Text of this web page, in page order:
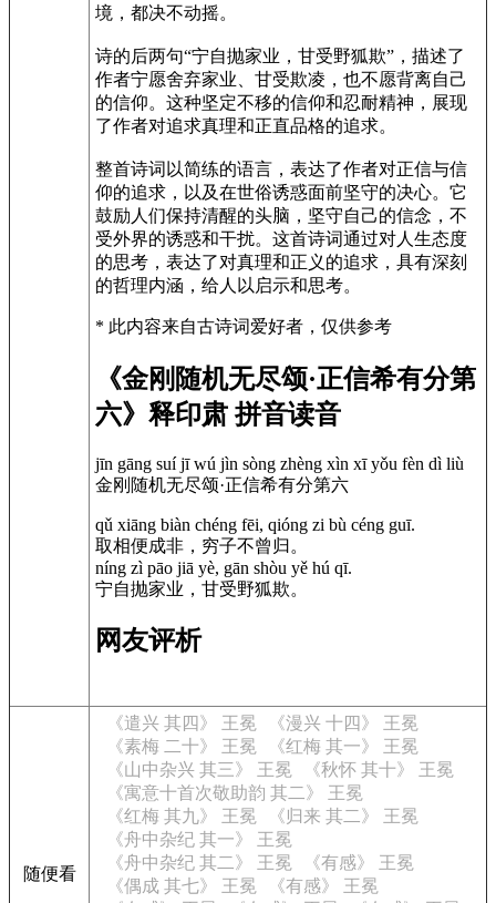
境，都决不动摇。
诗的后两句“宁自抛家业，甘受野狐欺”，描述了
作者宁愿舍弃家业、甘受欺凌，也不愿背离自己
的信仰。这种坚定不移的信仰和忍耐精神，展现
了作者对追求真理和正直品格的追求。
整首诗词以简练的语言，表达了作者对正信与信
仰的追求，以及在世俗诱惑面前坚守的决心。它
鼓励人们保持清醒的头脑，坚守自己的信念，不
受外界的诱惑和干扰。这首诗词通过对人生态度
的思考，表达了对真理和正义的追求，具有深刻
的哲理内涵，给人以启示和思考。
* 此内容来自古诗词爱好者，仅供参考
《金刚随机无尽颂·正信希有分第
六》释印肃 拼音读音
jīn gāng suí jī wú jìn sòng zhèng xìn xī yǒu fèn dì liù
金刚随机无尽颂·正信希有分第六
qǔ xiāng biàn chéng fēi, qióng zi bù céng guī.
取相便成非，穷子不曾归。
níng zì pāo jiā yè, gān shòu yě hú qī.
宁自抛家业，甘受野狐欺。
网友评析
随便看
《遣兴 其四》 王冕
《漫兴 十四》 王冕
《素梅 二十》 王冕
《红梅 其一》 王冕
《山中杂兴 其三》 王冕
《秋怀 其十》 王冕
《寓意十首次敬助韵 其二》 王冕
《红梅 其九》 王冕
《归来 其二》 王冕
《舟中杂纪 其一》 王冕
《舟中杂纪 其二》 王冕
《有感》 王冕
《偶成 其七》 王冕
《有感》 王冕